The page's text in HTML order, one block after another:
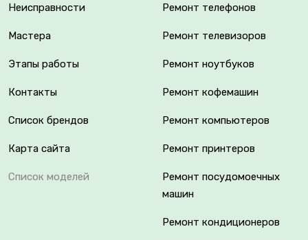
Неисправности
Мастера
Этапы работы
Контакты
Список брендов
Карта сайта
Список моделей
Ремонт телефонов
Ремонт телевизоров
Ремонт ноутбуков
Ремонт кофемашин
Ремонт компьютеров
Ремонт принтеров
Ремонт посудомоечных
машин
Ремонт кондиционеров